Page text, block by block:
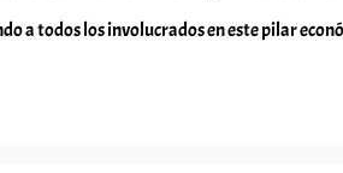
a todos los involucrados en este pilar